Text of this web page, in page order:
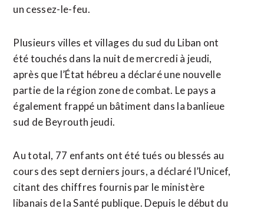
‌un cessez-le-feu.
Plusieurs villes et villages du sud du Liban ont
été touchés dans la nuit de mercredi à jeudi, ​
après que l’État hébreu a déclaré une nouvelle
partie de la région zone de combat. Le pays a
également frappé un bâtiment dans la banlieue
sud de Beyrouth jeudi.
Au total, 77 enfants ont été tués ⁠ou blessés au
cours des sept derniers jours, a ⁠déclaré l’Unicef,
citant des chiffres fournis par le ministère
libanais de la Santé publique. Depuis le début du